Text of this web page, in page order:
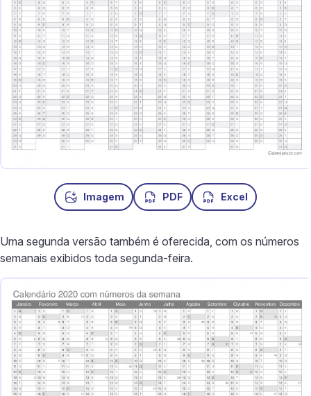
Imagem PDF Excel
Uma segunda versão também é oferecida, com os números
semanais exibidos toda segunda-feira.